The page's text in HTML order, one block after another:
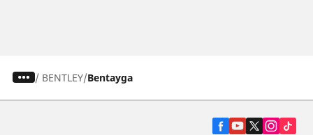
/ BENTLEY Bentayga